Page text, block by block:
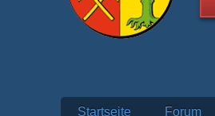
Startseite Forum